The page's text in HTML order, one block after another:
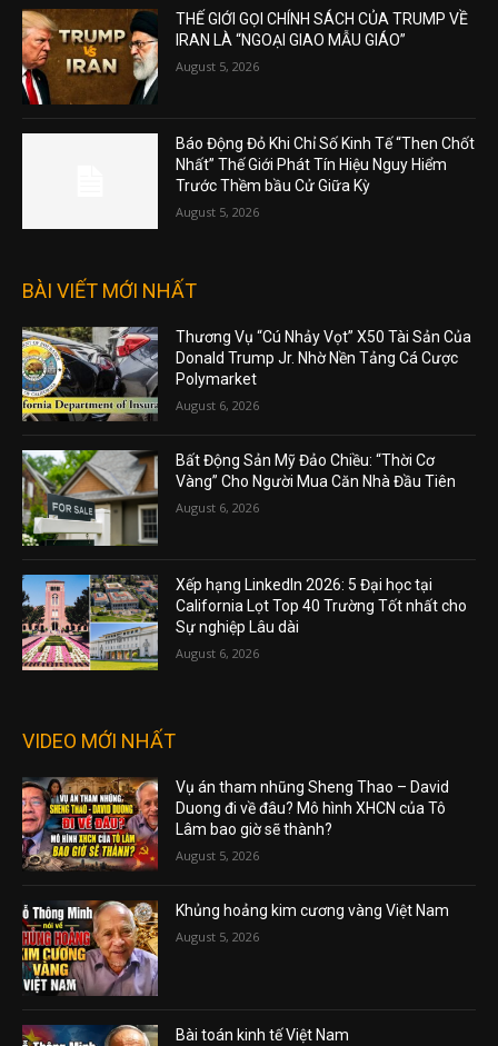
THẾ GIỚI GỌI CHÍNH SÁCH CỦA TRUMP VỀ
IRAN LÀ “NGOẠI GIAO MẪU GIÁO”
August 5, 2026
Báo Động Đỏ Khi Chỉ Số Kinh Tế “Then Chốt
Nhất” Thế Giới Phát Tín Hiệu Nguy Hiểm
Trước Thềm bầu Cử Giữa Kỳ
August 5, 2026
BÀI VIẾT MỚI NHẤT
Thương Vụ “Cú Nhảy Vọt” X50 Tài Sản Của
Donald Trump Jr. Nhờ Nền Tảng Cá Cược
Polymarket
August 6, 2026
Bất Động Sản Mỹ Đảo Chiều: “Thời Cơ
Vàng” Cho Người Mua Căn Nhà Đầu Tiên
August 6, 2026
Xếp hạng LinkedIn 2026: 5 Đại học tại
California Lọt Top 40 Trường Tốt nhất cho
Sự nghiệp Lâu dài
August 6, 2026
VIDEO MỚI NHẤT
Vụ án tham nhũng Sheng Thao – David
Duong đi về đâu? Mô hình XHCN của Tô
Lâm bao giờ sẽ thành?
August 5, 2026
Khủng hoảng kim cương vàng Việt Nam
August 5, 2026
Bài toán kinh tế Việt Nam